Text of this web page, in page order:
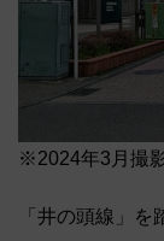
※2024年3月撮
「井の頭線」